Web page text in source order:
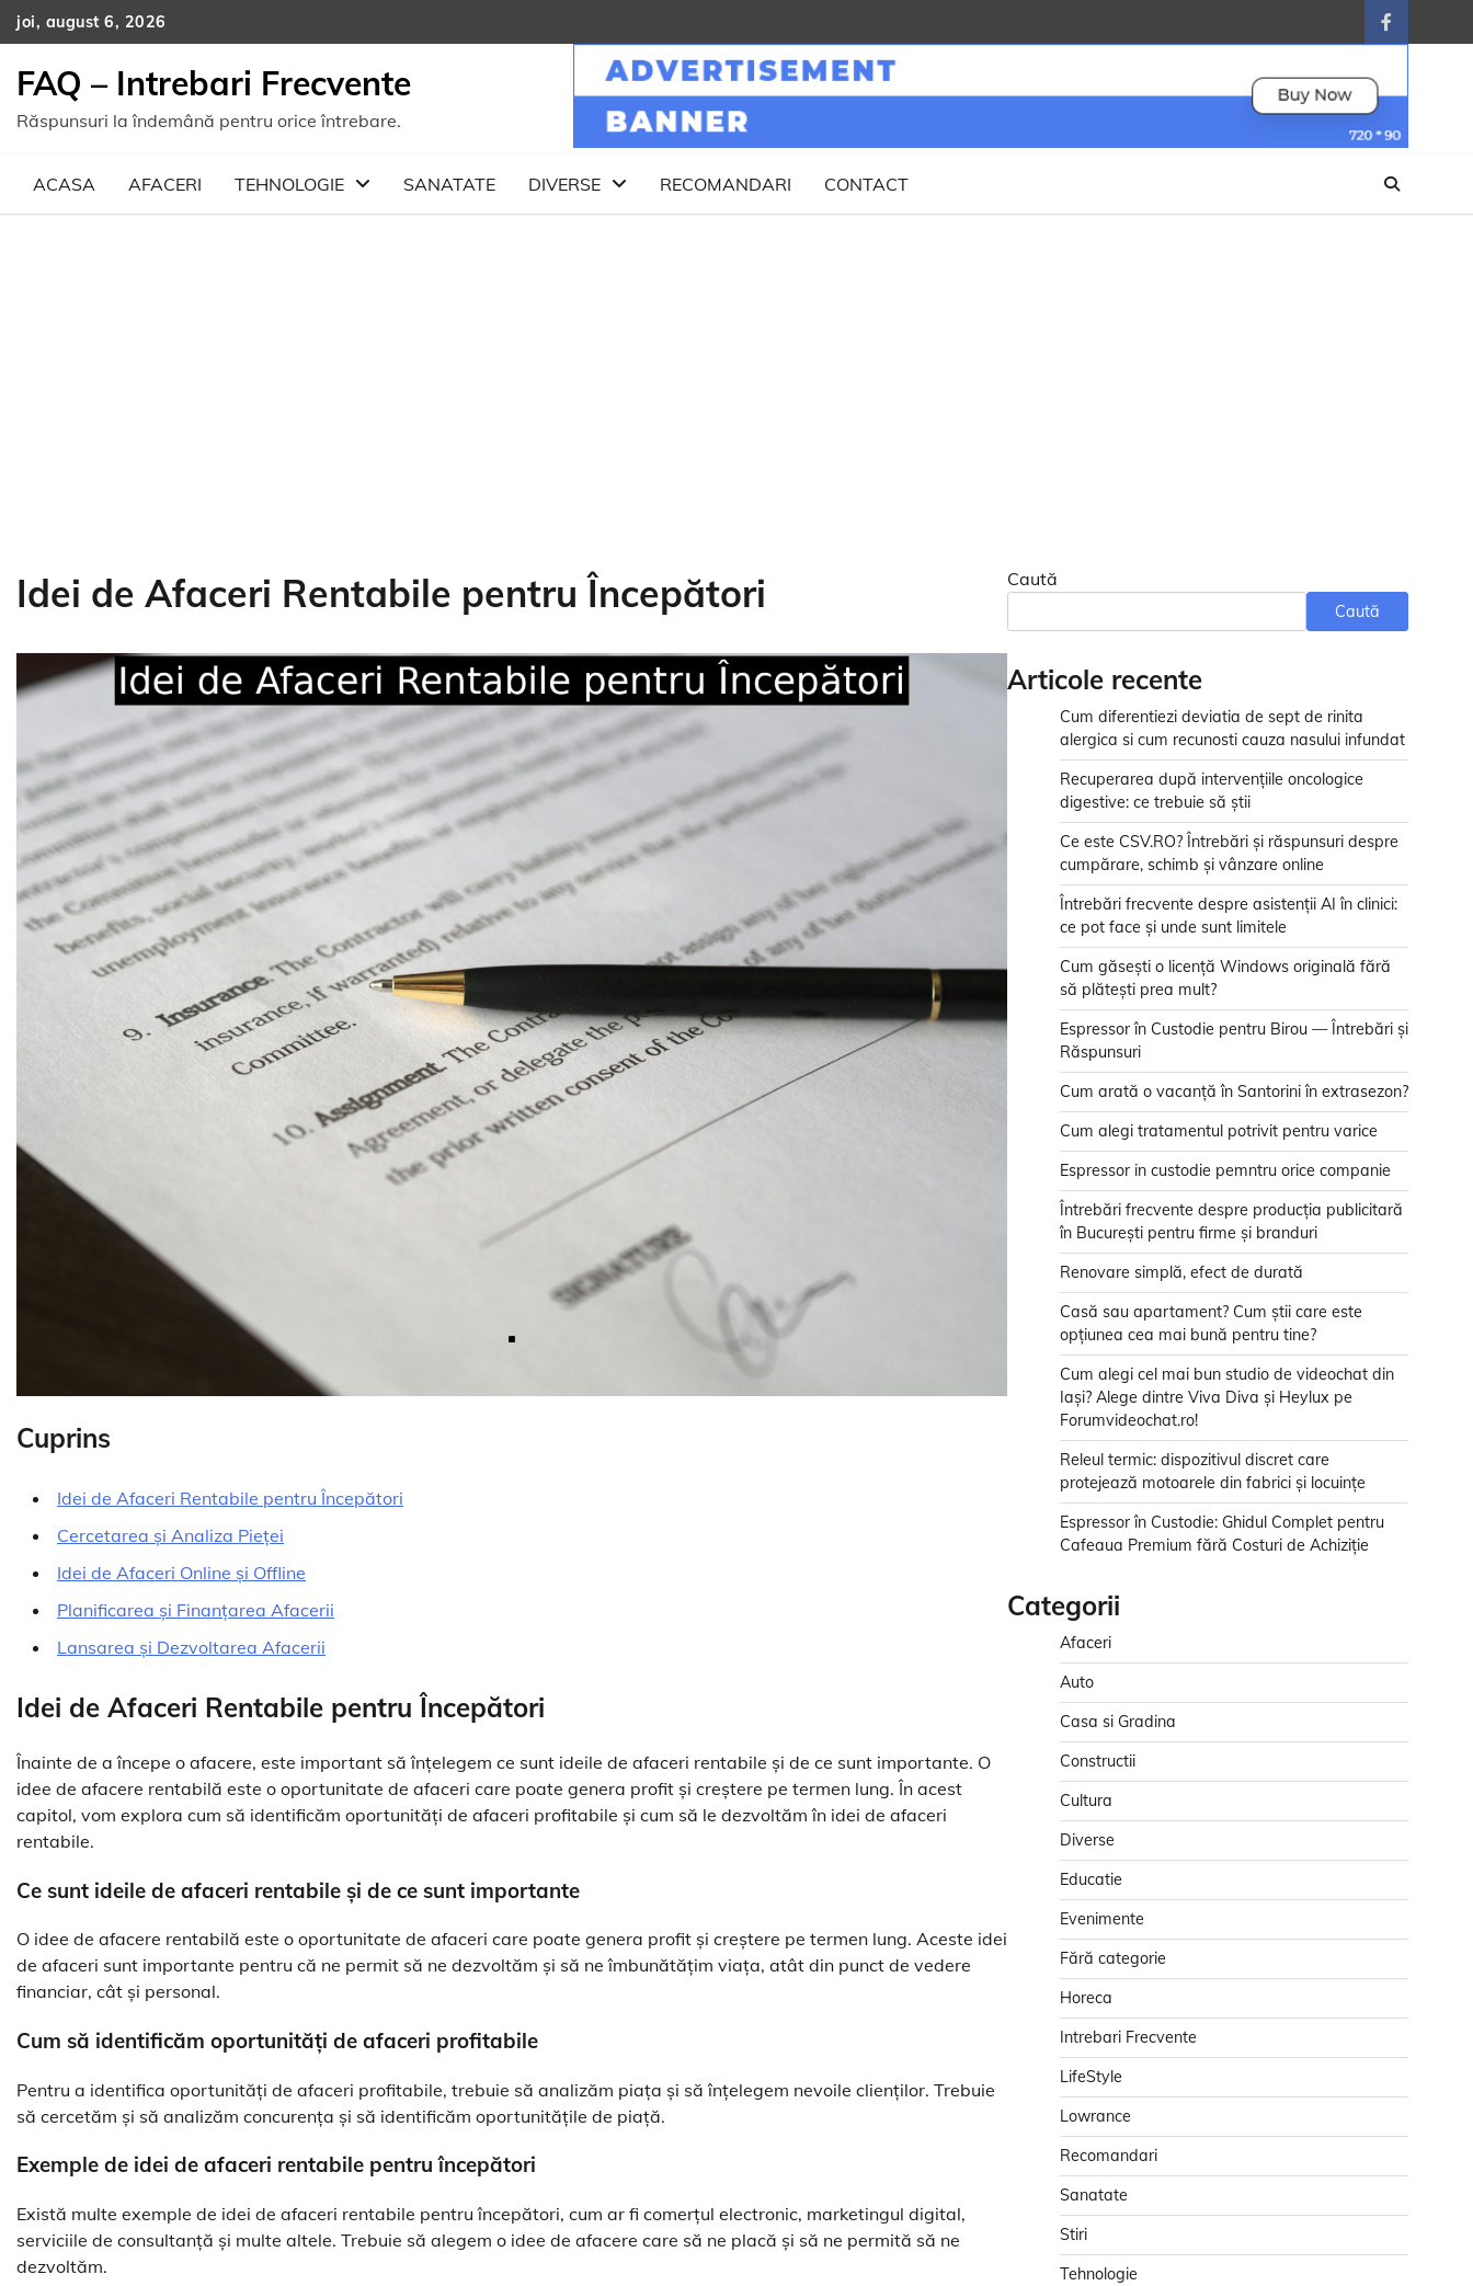
Skip
to
joi, august 6, 2026
facebook
FAQ – Intrebari Frecvente
Răspunsuri la îndemână pentru orice întrebare.
ACASA AFACERI TEHNOLOGIE SANATATE DIVERSE RECOMANDARI CONTACT
Idei de Afaceri Rentabile pentru Începători
Cuprins
Idei de Afaceri Rentabile pentru Începători
Cercetarea și Analiza Pieței
Idei de Afaceri Online și Offline
Planificarea și Finanțarea Afacerii
Lansarea și Dezvoltarea Afacerii
Idei de Afaceri Rentabile pentru Începători
Înainte de a începe o afacere, este important să înțelegem ce sunt ideile de afaceri rentabile și de ce sunt importante. O
idee de afacere rentabilă este o oportunitate de afaceri care poate genera profit și creștere pe termen lung. În acest
capitol, vom explora cum să identificăm oportunități de afaceri profitabile și cum să le dezvoltăm în idei de afaceri
rentabile.
Ce sunt ideile de afaceri rentabile și de ce sunt importante
O idee de afacere rentabilă este o oportunitate de afaceri care poate genera profit și creștere pe termen lung. Aceste idei
de afaceri sunt importante pentru că ne permit să ne dezvoltăm și să ne îmbunătățim viața, atât din punct de vedere
financiar, cât și personal.
Cum să identificăm oportunități de afaceri profitabile
Pentru a identifica oportunități de afaceri profitabile, trebuie să analizăm piața și să înțelegem nevoile clienților. Trebuie
să cercetăm și să analizăm concurența și să identificăm oportunitățile de piață.
Exemple de idei de afaceri rentabile pentru începători
Există multe exemple de idei de afaceri rentabile pentru începători, cum ar fi comerțul electronic, marketingul digital,
serviciile de consultanță și multe altele. Trebuie să alegem o idee de afacere care să ne placă și să ne permită să ne
dezvoltăm.
Caută
Caută
Articole recente
Cum diferentiezi deviatia de sept de rinita
alergica si cum recunosti cauza nasului infundat
Recuperarea după intervențiile oncologice
digestive: ce trebuie să știi
Ce este CSV.RO? Întrebări și răspunsuri despre
cumpărare, schimb și vânzare online
Întrebări frecvente despre asistenții AI în clinici:
ce pot face și unde sunt limitele
Cum găsești o licență Windows originală fără
să plătești prea mult?
Espressor în Custodie pentru Birou — Întrebări și
Răspunsuri
Cum arată o vacanță în Santorini în extrasezon?
Cum alegi tratamentul potrivit pentru varice
Espressor in custodie pemntru orice companie
Întrebări frecvente despre producția publicitară
în București pentru firme și branduri
Renovare simplă, efect de durată
Casă sau apartament? Cum știi care este
opțiunea cea mai bună pentru tine?
Cum alegi cel mai bun studio de videochat din
Iași? Alege dintre Viva Diva și Heylux pe
Forumvideochat.ro!
Releul termic: dispozitivul discret care
protejează motoarele din fabrici și locuințe
Espressor în Custodie: Ghidul Complet pentru
Cafeaua Premium fără Costuri de Achiziție
Categorii
Afaceri
Auto
Casa si Gradina
Constructii
Cultura
Diverse
Educatie
Evenimente
Fără categorie
Horeca
Intrebari Frecvente
LifeStyle
Lowrance
Recomandari
Sanatate
Stiri
Tehnologie